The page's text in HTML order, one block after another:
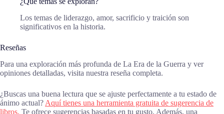
Los temas de liderazgo, amor, sacrificio y traición son
significativos en la historia.
Reseñas
Para una exploración más profunda de La Era de la Guerra y ver
opiniones detalladas, visita nuestra reseña completa.
¿Buscas una buena lectura que se ajuste perfectamente a tu estado de
ánimo actual? Aquí tienes una herramienta gratuita de sugerencia de
libros. Te ofrece sugerencias basadas en tu gusto. Además, una